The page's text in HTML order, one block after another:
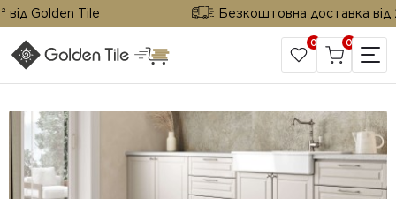
Golden Tile Безкоштовна доставка від
САЙТ КОМПАНІЇ
0 0